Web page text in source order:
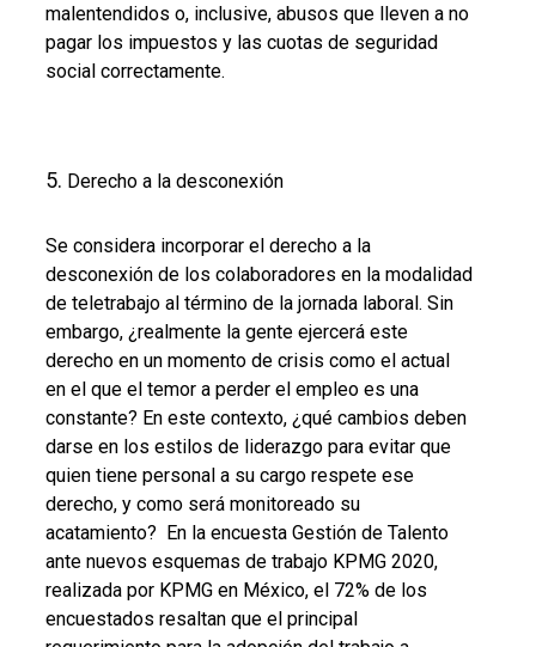
malentendidos o, inclusive, abusos que lleven a no
pagar los impuestos y las cuotas de seguridad
social correctamente.
Derecho a la desconexión
Se considera incorporar el derecho a la
desconexión de los colaboradores en la modalidad
de teletrabajo al término de la jornada laboral. Sin
embargo, ¿realmente la gente ejercerá este
derecho en un momento de crisis como el actual
en el que el temor a perder el empleo es una
constante? En este contexto, ¿qué cambios deben
darse en los estilos de liderazgo para evitar que
quien tiene personal a su cargo respete ese
derecho, y como será monitoreado su
acatamiento? En la encuesta Gestión de Talento
ante nuevos esquemas de trabajo KPMG 2020,
realizada por KPMG en México, el 72% de los
encuestados resaltan que el principal